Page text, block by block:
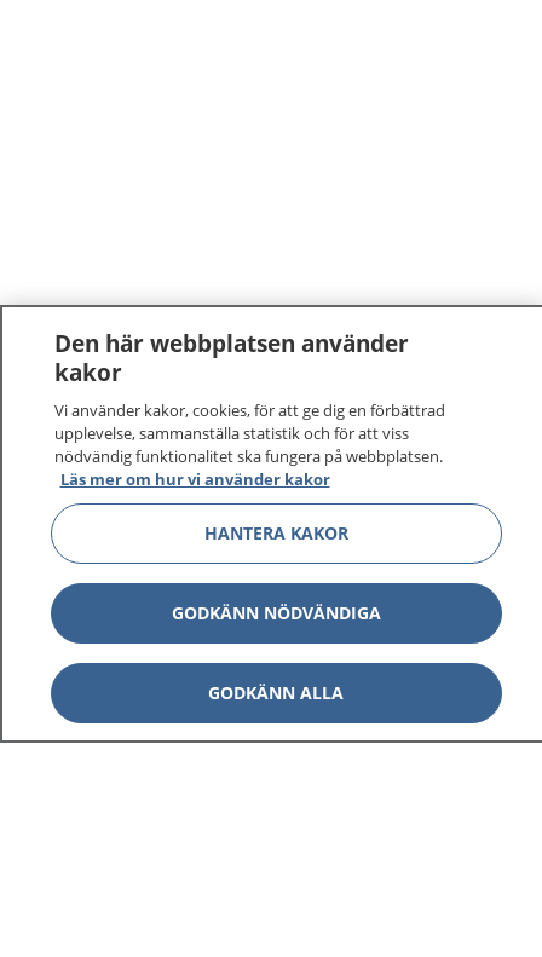
Den här webbplatsen använder
kakor
Vi använder kakor, cookies, för att ge dig en förbättrad
upplevelse, sammanställa statistik och för att viss
nödvändig funktionalitet ska fungera på webbplatsen.
Läs mer om hur vi använder kakor
HANTERA KAKOR
GODKÄNN NÖDVÄNDIGA
GODKÄNN ALLA